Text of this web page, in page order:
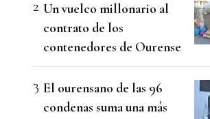
Un vuelco millonario al
contrato de los
contenedores de Ourense
El ourensano de las 96
condenas suma una más